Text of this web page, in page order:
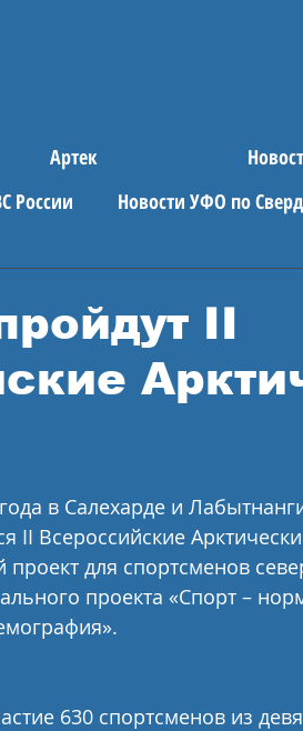
Артек
России Новости УФО по
II
в Салехарде и
II Всероссийские
для спортсменов
проекта «Спорт –
630 спортсменов из